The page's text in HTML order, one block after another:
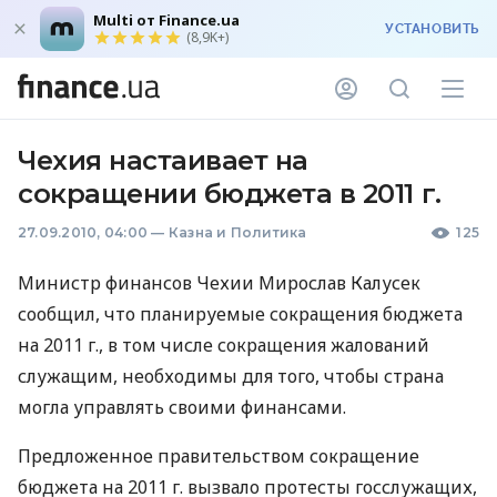
Multi от Finance.ua
(8,9K+) УСТАНОВИТЬ
Чехия настаивает на
сокращении бюджета в 2011 г.
27.09.2010, 04:00 — Казна и Политика 125
Министр финансов Чехии Мирослав Калусек
сообщил, что планируемые сокращения бюджета
на 2011 г., в том числе сокращения жалований
служащим, необходимы для того, чтобы страна
могла управлять своими финансами.
Предложенное правительством сокращение
бюджета на 2011 г. вызвало протесты госслужащих,